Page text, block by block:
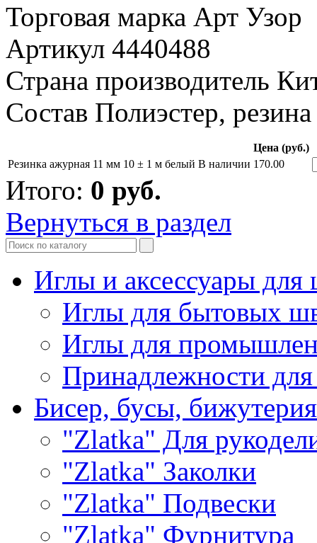
Торговая марка Арт Узор
Артикул 4440488
Страна производитель
Состав Полиэстер, резина
Цена (руб.)
Резинка ажурная 11 мм 10 ± 1 м белый В наличии 170.00
Итого: 0 руб.
Вернуться в раздел
Иглы и аксессуары
Иглы для бытовых
Иглы для
Принадлежности
Бисер, бусы, бижутерия
"Zlatka" Для
"Zlatka" Заколки
"Zlatka" Подвески
"Zlatka" Фурнитура